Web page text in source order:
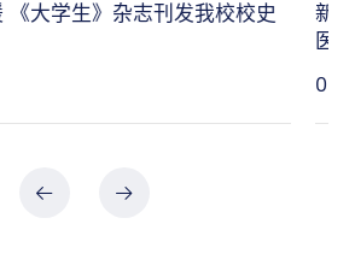
上，为“健康中国”建设持续输出首